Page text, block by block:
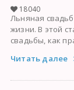
18040
Льняная
жизни. В этой
свадьбы, как
Читать далее